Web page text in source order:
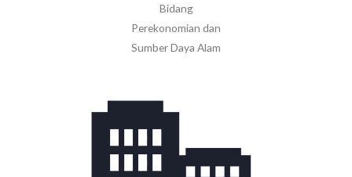
Bidang
Perekonomian dan
Sumber Daya Alam